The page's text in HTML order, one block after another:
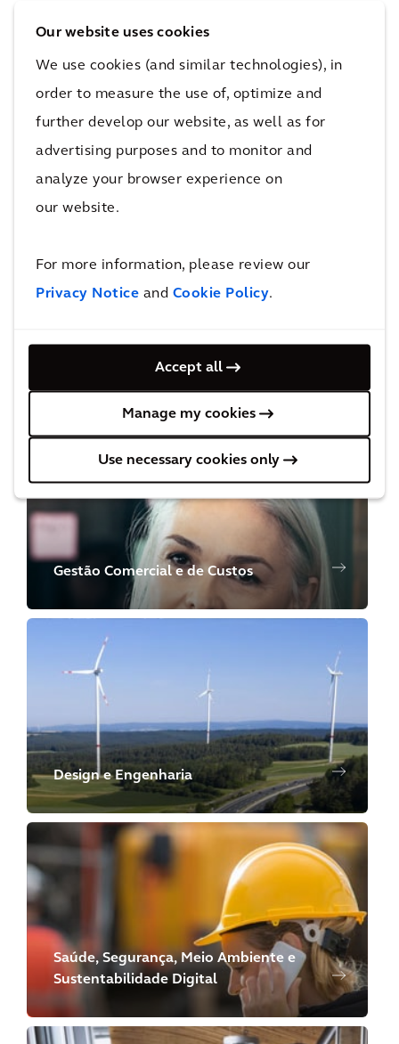
Our website uses cookies
We use cookies (and similar technologies), in
order to measure the use of, optimize and
further develop our website, as well as for
advertising purposes and to monitor and
analyze your browser experience on
our website.
For more information, please review our
Privacy Notice and Cookie Policy.
Accept all
Manage my cookies
Use necessary cookies only
Consultoria de Negócios
Gestão Comercial e de Custos
Design e Engenharia
Saúde, Segurança, Meio Ambiente e
Sustentabilidade Digital